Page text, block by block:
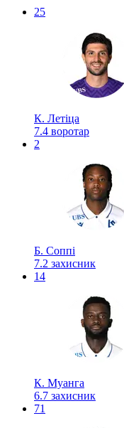
25
К. Летіца
7.4 воротар
2
Б. Соппі
7.2 захисник
14
К. Муанга
6.7 захисник
71